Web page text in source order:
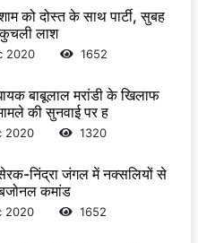
को दोस्त के साथ पार्टी, सुबह
कुचली लाश
2020 1652
बाबूलाल मरांडी के खिलाफ
की सुनवाई पर ह
2020 1320
निंद्रा जंगल में नक्सलियों से
कमांड
2020 1652